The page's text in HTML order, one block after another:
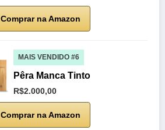
Comprar na Amazon
MAIS VENDIDO #6
Pêra Manca Tinto
R$2.000,00
Comprar na Amazon